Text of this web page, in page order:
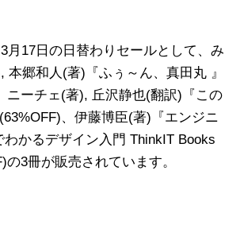
月17日の日替わりセールとして、み
本郷和人(著)『ふぅ～ん、真田丸 』
ニーチェ(著), 丘沢静也(翻訳)『この
、伊藤博臣(著)『エンジニ
わかるデザイン入門 ThinkIT Books
の3冊が販売されています。